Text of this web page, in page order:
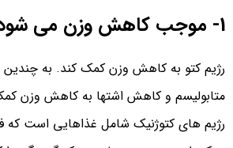
1- موجب کاهش وزن می شود
رژیم کتو به کاهش وزن کمک کند. به
متابولیسم و ​​کاهش اشتها به کاهش وزن
رژیم های کتوژنیک شامل غذاهایی است که